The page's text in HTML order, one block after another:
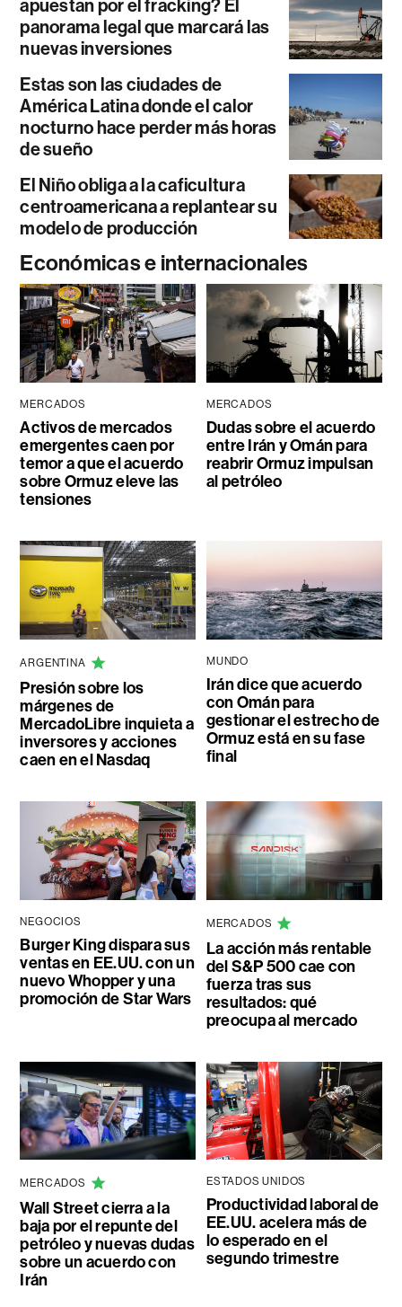
apuestan por el fracking? El
panorama legal que marcará las
nuevas inversiones
Estas son las ciudades de
América Latina donde el calor
nocturno hace perder más horas
de sueño
El Niño obliga a la caficultura
centroamericana a replantear su
modelo de producción
Económicas e internacionales
MERCADOS
Activos de mercados
emergentes caen por
temor a que el acuerdo
sobre Ormuz eleve las
tensiones
MERCADOS
Dudas sobre el acuerdo
entre Irán y Omán para
reabrir Ormuz impulsan
al petróleo
ARGENTINA
Presión sobre los
márgenes de
MercadoLibre inquieta a
inversores y acciones
caen en el Nasdaq
MUNDO
Irán dice que acuerdo
con Omán para
gestionar el estrecho de
Ormuz está en su fase
final
NEGOCIOS
Burger King dispara sus
ventas en EE.UU. con un
nuevo Whopper y una
promoción de Star Wars
MERCADOS
La acción más rentable
del S&P 500 cae con
fuerza tras sus
resultados: qué
preocupa al mercado
MERCADOS
Wall Street cierra a la
baja por el repunte del
petróleo y nuevas dudas
sobre un acuerdo con
Irán
ESTADOS UNIDOS
Productividad laboral de
EE.UU. acelera más de
lo esperado en el
segundo trimestre